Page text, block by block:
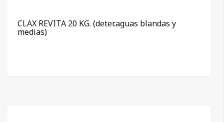
CLAX REVITA 20 KG. (deter.aguas blandas y
medias)